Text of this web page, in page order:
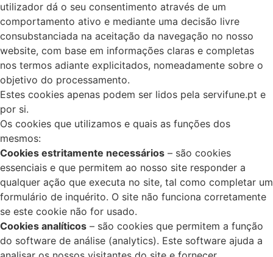
utilizador dá o seu consentimento através de um
comportamento ativo e mediante uma decisão livre
consubstanciada na aceitação da navegação no nosso
website, com base em informações claras e completas
nos termos adiante explicitados, nomeadamente sobre o
objetivo do processamento.
Estes cookies apenas podem ser lidos pela servifune.pt e
por si.
Os cookies que utilizamos e quais as funções dos
mesmos:
Cookies estritamente necessários – são cookies
essenciais e que permitem ao nosso site responder a
qualquer ação que executa no site, tal como completar um
formulário de inquérito. O site não funciona corretamente
se este cookie não for usado.
Cookies analíticos – são cookies que permitem a função
do software de análise (analytics). Este software ajuda a